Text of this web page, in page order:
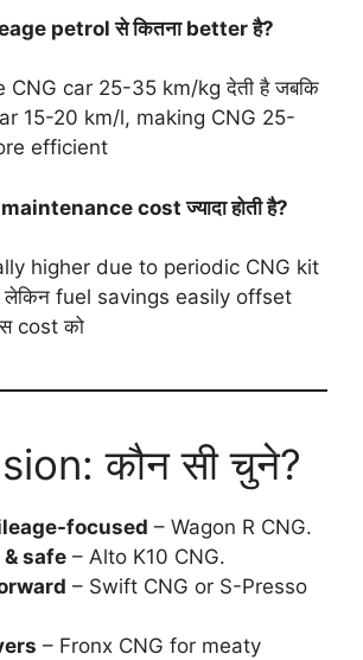
petrol से कितना better है?
CNG car 25-35 km/kg देती है जबकि
15-20 km/l, making CNG 25-
efficient
cost ज्यादा होती है?
higher due to periodic CNG kit
fuel savings easily offset
cost को
कौन सी चुने?
focused – Wagon R CNG.
safe – Alto K10 CNG.
– Swift CNG or S-Presso
– Fronx CNG for meaty